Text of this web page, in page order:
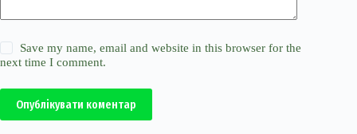
Save my name, email and website in this browser for the
next time I comment.
Опублікувати коментар